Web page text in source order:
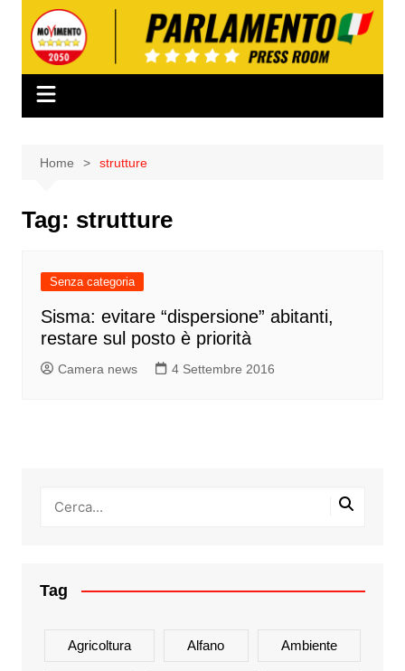
contenuto
Home strutture
Tag: strutture
Senza categoria
Sisma: evitare “dispersione” abitanti,
restare sul posto è priorità
Camera news 4 Settembre 2016
Tag
Agricoltura Alfano Ambiente